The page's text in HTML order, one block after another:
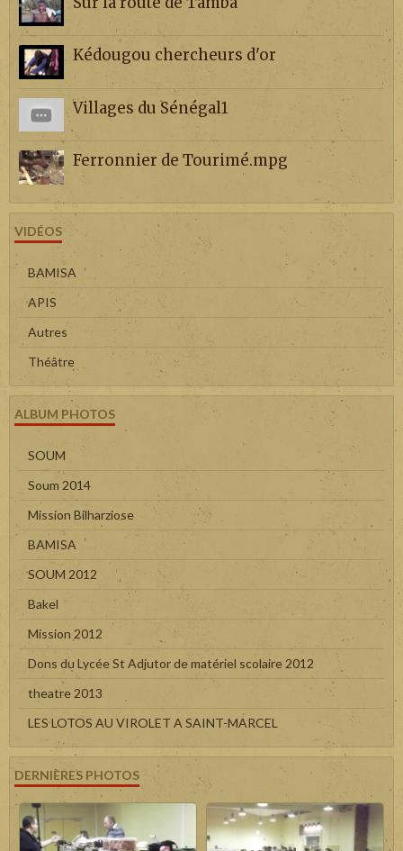
Kédougou chercheurs d'or
Villages du Sénégal1
Ferronnier de Tourimé.mpg
VIDÉOS
BAMISA
APIS
Autres
Théâtre
ALBUM PHOTOS
SOUM
Soum 2014
Mission Bilharziose
BAMISA
SOUM 2012
Bakel
Mission 2012
Dons du Lycée St Adjutor de matériel scolaire 2012
theatre 2013
LES LOTOS AU VIROLET A SAINT-MARCEL
DERNIÈRES PHOTOS